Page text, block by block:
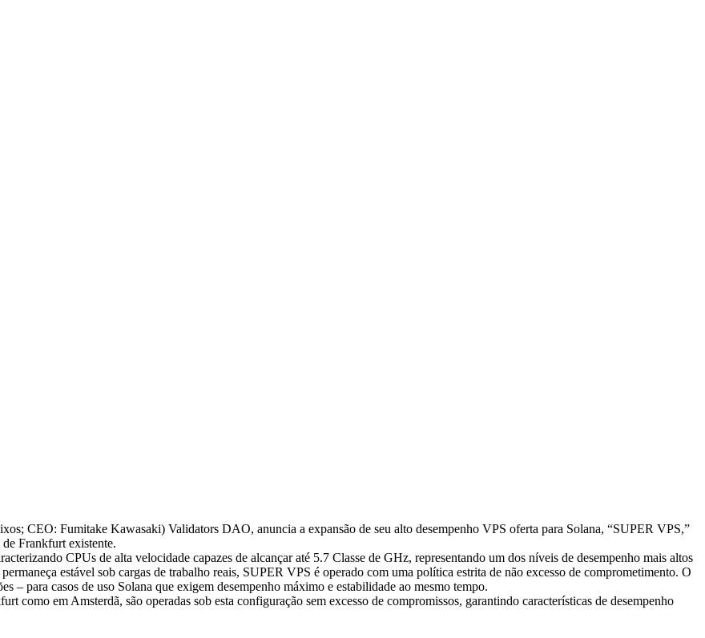
CEO: Fumitake Kawasaki) Validators DAO, anuncia a expansão de seu alto desempenho VPS oferta para Solana, “SUPER VPS,”
Frankfurt existente.
CPUs de alta velocidade capazes de alcançar até 5.7 Classe de GHz, representando um dos níveis de desempenho mais altos
estável sob cargas de trabalho reais, SUPER VPS é operado com uma política estrita de não excesso de comprometimento. O
– para casos de uso Solana que exigem desempenho máximo e estabilidade ao mesmo tempo.
como em Amsterdã, são operadas sob esta configuração sem excesso de compromissos, garantindo características de desempenho